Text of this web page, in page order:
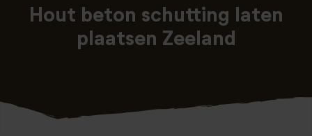
Hout beton schutting laten
plaatsen Zeeland